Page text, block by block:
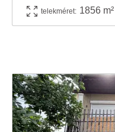
telekméret: 1856 m²